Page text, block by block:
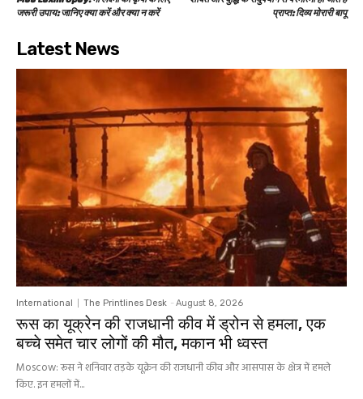
जरूरी उपाय: जानिए क्या करें और क्या न करें
प्राप्त: दिव्य मोरारी बापू
Latest News
International The Printlines Desk - August 8, 2026
रूस का यूक्रेन की राजधानी कीव में ड्रोन से हमला, एक
बच्चे समेत चार लोगों की मौत, मकान भी ध्वस्त
Moscow: रूस ने शनिवार तड़के यूक्रेन की राजधानी कीव और आसपास के क्षेत्र में हमले
किए. इन हमलों में...